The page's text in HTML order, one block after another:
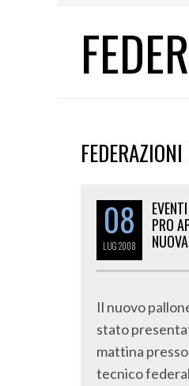
08
LUG2008
PRO
Il nuovo
stato
mattina
tecnico